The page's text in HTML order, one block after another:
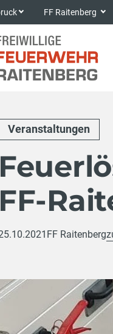
FF Raitenberg
Veranstaltungen
FF-
FF Raitenberg